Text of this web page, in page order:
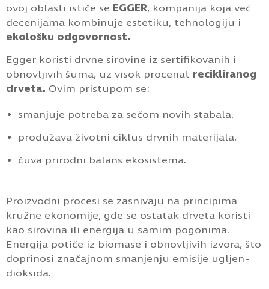
ovoj oblasti ističe se EGGER, kompanija koja već
decenijama kombinuje estetiku, tehnologiju i
ekološku odgovornost.
Egger koristi drvne sirovine iz sertifikovanih i
obnovljivih šuma, uz visok procenat recikliranog
drveta. Ovim pristupom se:
smanjuje potreba za sečom novih stabala,
produžava životni ciklus drvnih materijala,
čuva prirodni balans ekosistema.
Proizvodni procesi se zasnivaju na principima
kružne ekonomije, gde se ostatak drveta koristi
kao sirovina ili energija u samim pogonima.
Energija potiče iz biomase i obnovljivih izvora, što
doprinosi značajnom smanjenju emisije ugljen-
dioksida.